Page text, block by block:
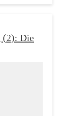
(2): Die